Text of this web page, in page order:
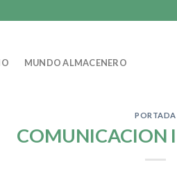
MUNDO ALMACENERO
PORTADA
COMUNICACION